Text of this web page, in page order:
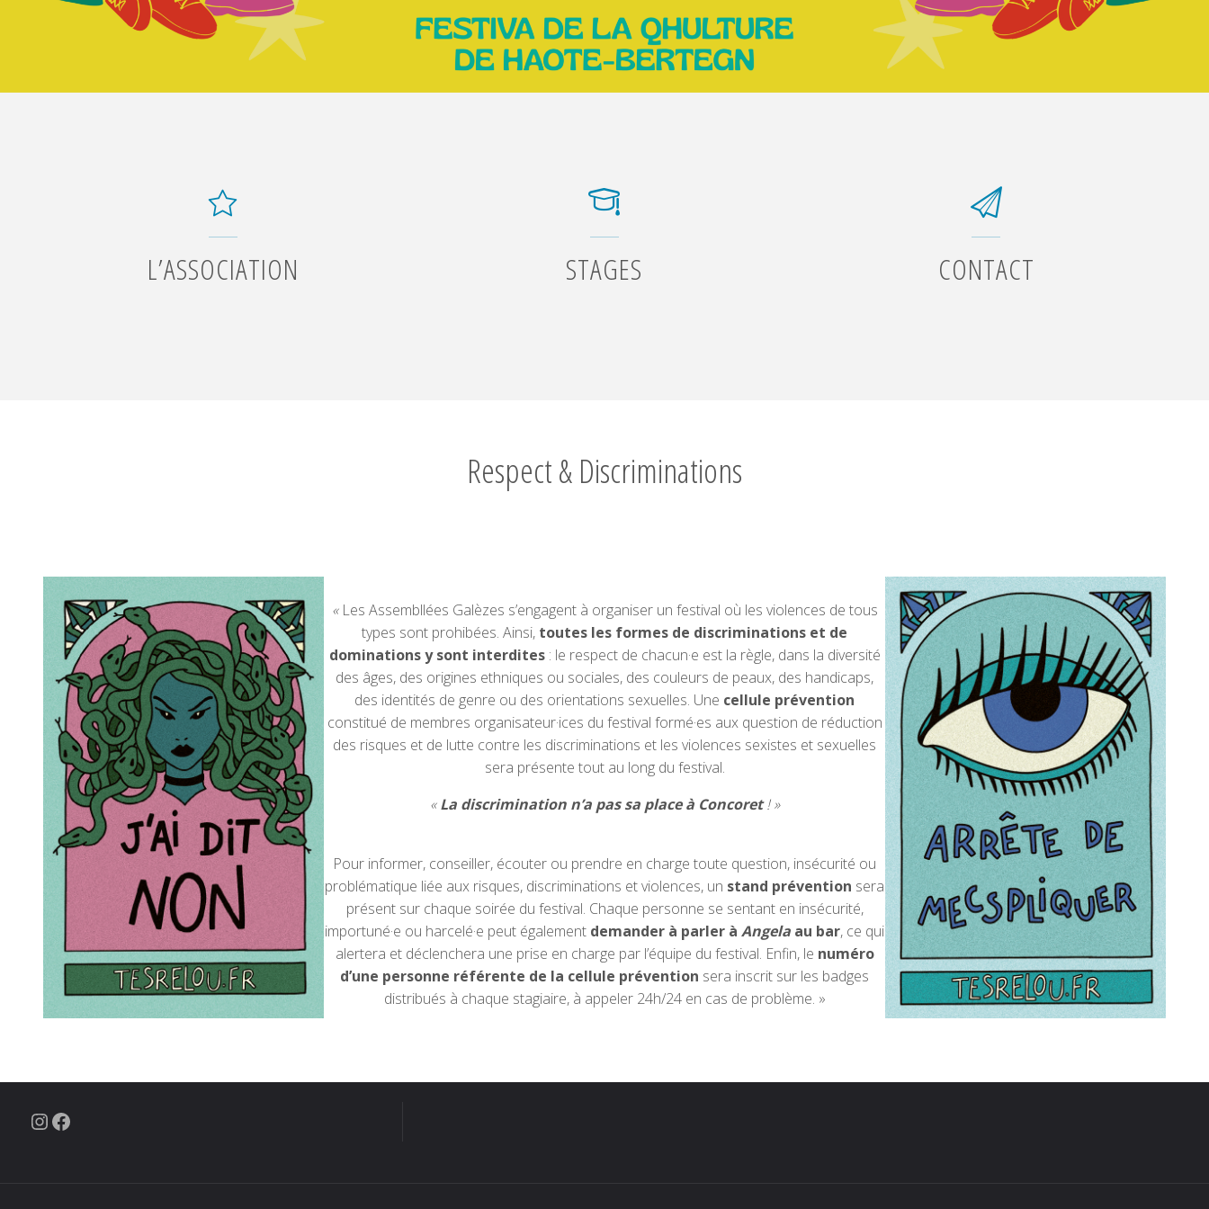
L’ASSOCIATION STAGES CONTACT
Respect & Discriminations
« Les Assembllées Galèzes s’engagent à organiser un festival où les violences de tous
types sont prohibées. Ainsi, toutes les formes de discriminations et de
dominations y sont interdites: le respect de chacun·e est la règle, dans la diversité
des âges, des origines ethniques ou sociales, des couleurs de peaux, des handicaps,
des identités de genre ou des orientations sexuelles. Une cellule prévention
constitué de membres organisateur·ices du festival formé·es aux question de réduction
des risques et de lutte contre les discriminations et les violences sexistes et sexuelles
sera présente tout au long du festival.
«La discrimination n’a pas sa place à Concoret! »
Pour informer, conseiller, écouter ou prendre en charge toute question, insécurité ou
problématique liée aux risques, discriminations et violences, un stand prévention sera
présent sur chaque soirée du festival. Chaque personne se sentant en insécurité,
importuné·e ou harcelé·e peut également demander à parler à Angela au bar, ce qui
alertera et déclenchera une prise en charge par l’équipe du festival. Enfin, le numéro
d’une personne référente de la cellule prévention sera inscrit sur les badges
distribués à chaque stagiaire, à appeler 24h/24 en cas de problème. »
Instagram
Facebook